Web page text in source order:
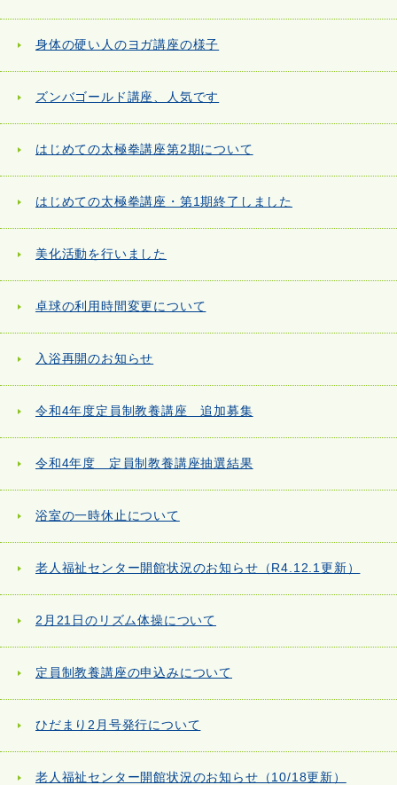
身体の硬い人のヨガ講座の様子
ズンバゴールド講座、人気です
はじめての太極拳講座第2期について
はじめての太極拳講座・第1期終了しました
美化活動を行いました
卓球の利用時間変更について
入浴再開のお知らせ
令和4年度定員制教養講座 追加募集
令和4年度 定員制教養講座抽選結果
浴室の一時休止について
老人福祉センター開館状況のお知らせ（R4.12.1更新）
2月21日のリズム体操について
定員制教養講座の申込みについて
ひだまり2月号発行について
老人福祉センター開館状況のお知らせ（10/18更新）